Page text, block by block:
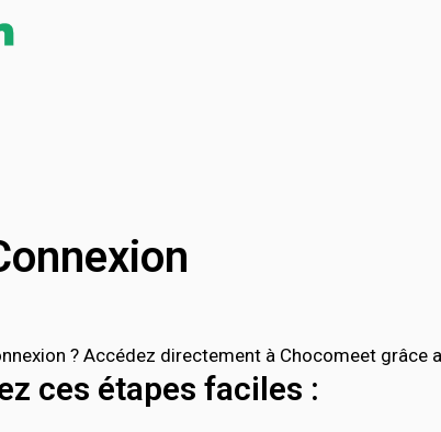
? Accédez directement à Chocomeet grâce
ces étapes faciles :